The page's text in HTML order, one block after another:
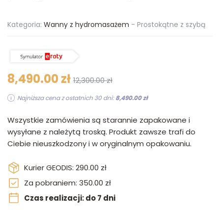
Kategoria: Wanny z hydromasażem - Prostokątne z szybą
8,490.00 zł 12,300.00 zł
Najniższa cena z ostatnich 30 dni:8,490.00 zł
Wszystkie zamówienia są starannie zapakowane i
wysyłane z należytą troską. Produkt zawsze trafi do
Ciebie nieuszkodzony i w oryginalnym opakowaniu.
Kurier GEODIS: 290.00 zł
Za pobraniem: 350.00 zł
Czas realizacji: do 7 dni